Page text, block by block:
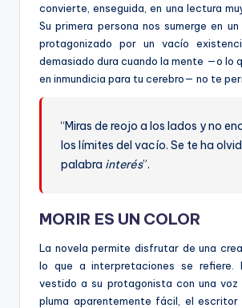
convierte, enseguida, en una lectura
Su primera persona nos sumerge en
protagonizado por un vacío
demasiado dura cuando la mente —o lo
en inmundicia para tu cerebro— no te
“Miras de reojo a los lados y no
los límites del vacío. Se te ha
palabra interés”.
MORIR ES UN COLOR
La novela permite disfrutar de una
lo que a interpretaciones se refiere.
vestido a su protagonista con una voz
pluma aparentemente fácil, el escritor